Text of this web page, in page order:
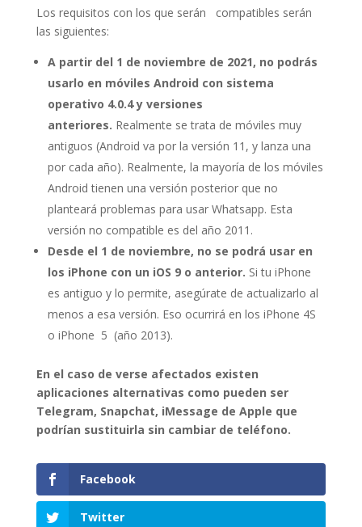
Los requisitos con los que serán compatibles serán
las siguientes:
A partir del 1 de noviembre de 2021, no podrás
usarlo en móviles Android con sistema
operativo 4.0.4 y versiones
anteriores. Realmente se trata de móviles muy
antiguos (Android va por la versión 11, y lanza una
por cada año). Realmente, la mayoría de los móviles
Android tienen una versión posterior que no
planteará problemas para usar Whatsapp. Esta
versión no compatible es del año 2011.
Desde el 1 de noviembre, no se podrá usar en
los iPhone con un iOS 9 o anterior. Si tu iPhone
es antiguo y lo permite, asegúrate de actualizarlo al
menos a esa versión. Eso ocurrirá en los iPhone 4S
o iPhone 5 (año 2013).
En el caso de verse afectados existen
aplicaciones alternativas como pueden ser
Telegram, Snapchat, iMessage de Apple que
podrían sustituirla sin cambiar de teléfono.
Facebook
Twitter